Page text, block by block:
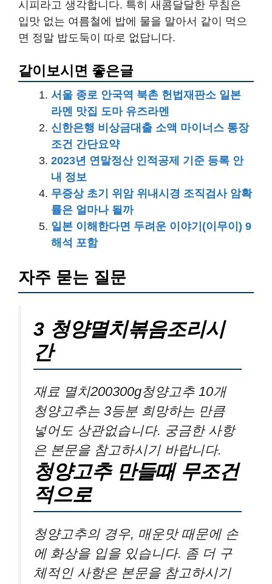
시피라고 생각합니다. 특히 새콤달달한 무침은
입맛 없는 여름철에 밥에 물을 말아서 같이 먹으
면 정말 밥도둑이 따로 없답니다.
같이보시면 좋은글
서울 종로 안국역 북촌 헌법재판소 일본
라멘 맛집 도마 유즈라멘
신한은행 비상금대출 소액 마이너스 통장
조건 간단요약
2023년 연말정산 인적공제 기준 등록 안
내 정보
무증상 초기 위암 위내시경 조직검사 암확
률은 얼마나 될까
일본 이해한다면 두려운 이야기(이무이) 9
해석 포함
자주 묻는 질문
3 청양멸치볶음조리시
간
재료 멸치200300g청양고추 10개
청양고추는 3등분 희망하는 만큼
넣어도 상관없습니다. 궁금한 사항
은 본문을 참고하시기 바랍니다.
청양고추 만들때 무조건
적으로
청양고추의 경우, 매운맛 때문에 손
에 화상을 입을 있습니다. 좀 더 구
체적인 사항은 본문을 참고하시기